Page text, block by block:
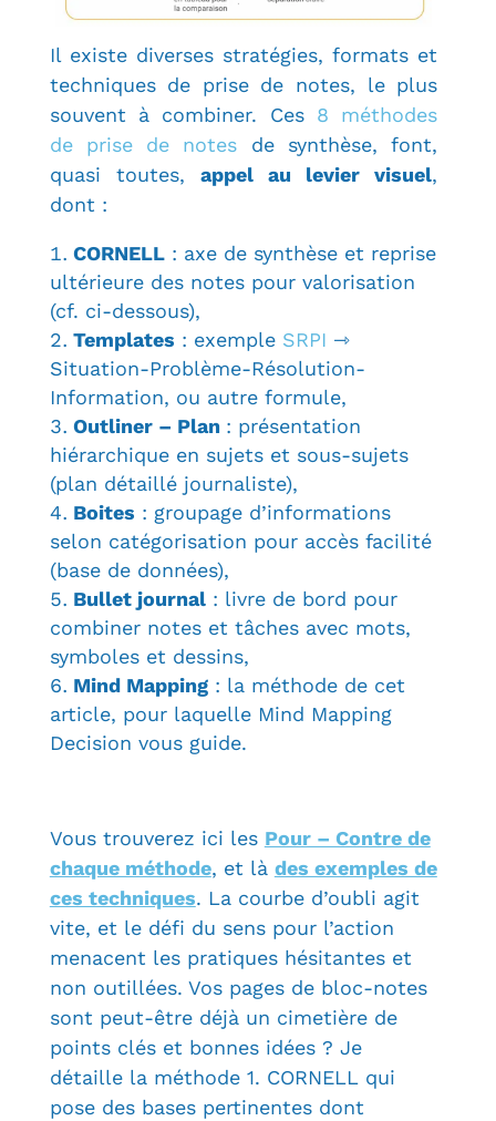
Il existe diverses stratégies, formats et
techniques de prise de notes, le plus
souvent à combiner. Ces 8 méthodes
de prise de notes de synthèse, font,
quasi toutes, appel au levier visuel,
dont :
CORNELL: axe de synthèse et reprise
ultérieure des notes pour valorisation
(cf. ci-dessous),
Templates : exemple SRPI ⇾
Situation-Problème-Résolution-
Information, ou autre formule,
Outliner – Plan : présentation
hiérarchique en sujets et sous-sujets
(plan détaillé journaliste),
Boites : groupage d’informations
selon catégorisation pour accès facilité
(base de données),
Bullet journal: livre de bord pour
combiner notes et tâches avec mots,
symboles et dessins,
Mind Mapping: la méthode de cet
article, pour laquelle Mind Mapping
Decision vous guide.
Vous trouverez ici les Pour – Contre de
chaque méthode, et là des exemples de
ces techniques. La courbe d’oubli agit
vite, et le défi du sens pour l’action
menacent les pratiques hésitantes et
non outillées. Vos pages de bloc-notes
sont peut-être déjà un cimetière de
points clés et bonnes idées ? Je
détaille la méthode 1. CORNELL qui
pose des bases pertinentes dont